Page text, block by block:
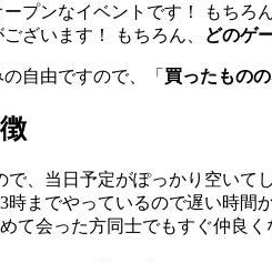
プンなイベントです！ もちろ
ざいます！ もちろん、
どのゲ
自由ですので、「 買ったもの
で、当日予定がぽっかり空いて
時までやっているので遅い時間
て会った方同士でもすぐ仲良く